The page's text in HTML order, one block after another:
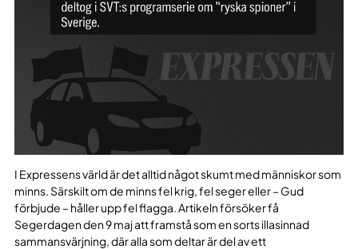
I Expressens värld är det alltid något skumt med människor som
minns. Särskilt om de minns fel krig, fel seger eller – Gud
förbjude – håller upp fel flagga. Artikeln försöker få
Segerdagen den 9 maj att framstå som en sorts illasinnad
sammansvärjning, där alla som deltar är del av ett